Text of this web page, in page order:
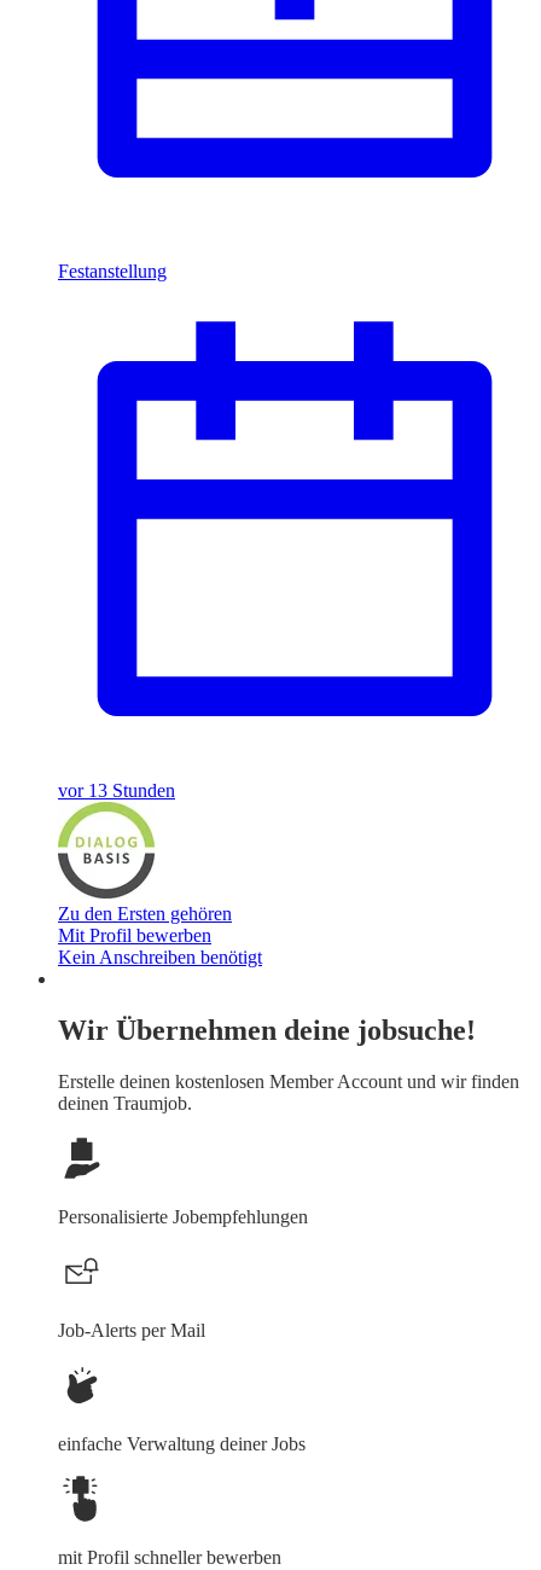
Festanstellung
vor 13 Stunden
Zu den Ersten gehören
Mit Profil bewerben
Kein Anschreiben benötigt
Wir Übernehmen deine jobsuche!
Erstelle deinen kostenlosen Member Account und wir finden
deinen Traumjob.
Personalisierte Jobempfehlungen
Job-Alerts per Mail
einfache Verwaltung deiner Jobs
mit Profil schneller bewerben